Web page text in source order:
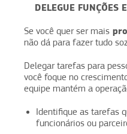
DELEGUE FUNÇÕES
Se você quer ser mais
não dá para fazer tudo
Delegar tarefas para
você foque no
equipe mantém a
Identifique as tarefas
funcionários ou